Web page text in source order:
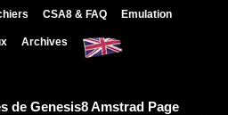
CSA8 & FAQ Emulation
Archives
de Genesis8 Amstrad Page